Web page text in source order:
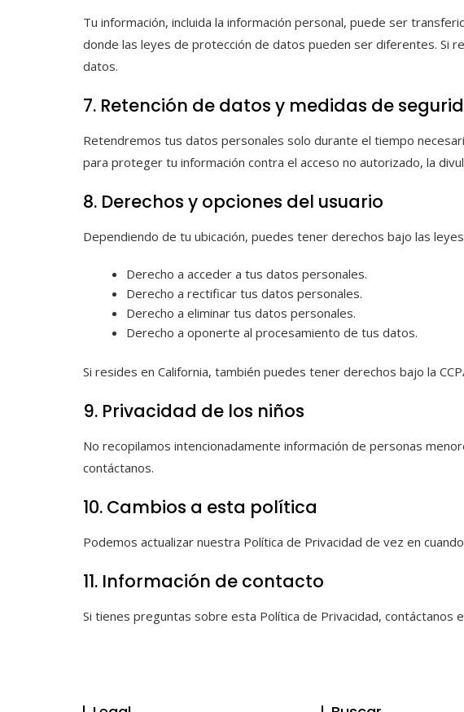
Tu información, incluida la información personal, puede ser
donde las leyes de protección de datos pueden ser diferentes. Si
datos.
7. Retención de datos y medidas de
Retendremos tus datos personales solo durante el tiempo
para proteger tu información contra el acceso no autorizado, la
8. Derechos y opciones del usuario
Dependiendo de tu ubicación, puedes tener derechos bajo las
Derecho a acceder a tus datos personales.
Derecho a rectificar tus datos personales.
Derecho a eliminar tus datos personales.
Derecho a oponerte al procesamiento de tus datos.
Si resides en California, también puedes tener derechos bajo la
9. Privacidad de los niños
No recopilamos intencionadamente información de personas
contáctanos.
10. Cambios a esta política
Podemos actualizar nuestra Política de Privacidad de vez en
11. Información de contacto
Si tienes preguntas sobre esta Política de Privacidad, contáctanos